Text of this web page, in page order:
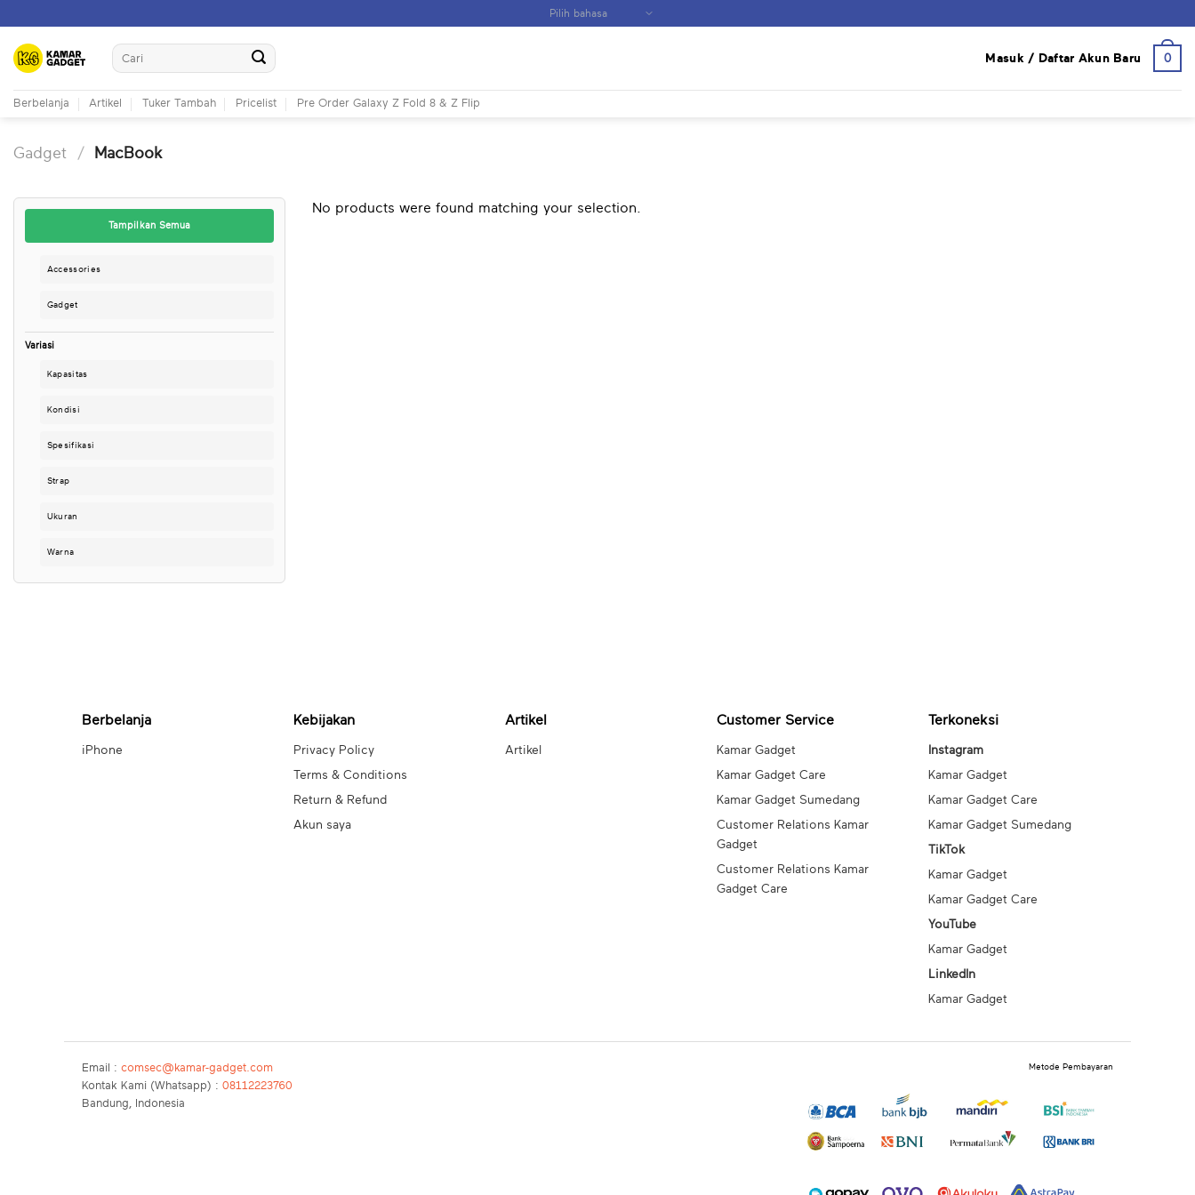
content
Search
for:
Masuk / Daftar Akun Baru 0
Berbelanja Artikel Tuker Tambah Pricelist Pre Order Galaxy Z Fold 8 & Z Flip
Gadget / MacBook
Tampilkan Semua
Accessories
Gadget
Variasi
Kapasitas
Kondisi
Spesifikasi
Strap
Ukuran
Warna
No products were found matching your selection.
Berbelanja
iPhone
Kebijakan
Privacy Policy
Terms & Conditions
Return & Refund
Akun saya
Artikel
Artikel
Customer Service
Kamar Gadget
Kamar Gadget Care
Kamar Gadget Sumedang
Customer Relations Kamar
Gadget
Customer Relations Kamar
Gadget Care
Terkoneksi
Instagram
Kamar Gadget
Kamar Gadget Care
Kamar Gadget Sumedang
TikTok
Kamar Gadget
Kamar Gadget Care
YouTube
Kamar Gadget
LinkedIn
Kamar Gadget
Email : comsec@kamar-gadget.com
Kontak Kami (Whatsapp) : 08112223760
Bandung, Indonesia
Metode Pembayaran